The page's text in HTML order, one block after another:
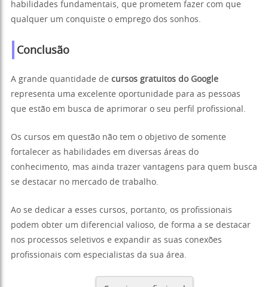
habilidades fundamentais, que prometem fazer com que
qualquer um conquiste o emprego dos sonhos.
Conclusão
A grande quantidade de cursos gratuitos do Google
representa uma excelente oportunidade para as pessoas
que estão em busca de aprimorar o seu perfil profissional.
Os cursos em questão não tem o objetivo de somente
fortalecer as habilidades em diversas áreas do
conhecimento, mas ainda trazer vantagens para quem busca
se destacar no mercado de trabalho.
Ao se dedicar a esses cursos, portanto, os profissionais
podem obter um diferencial valioso, de forma a se destacar
nos processos seletivos e expandir as suas conexões
profissionais com especialistas da sua área.